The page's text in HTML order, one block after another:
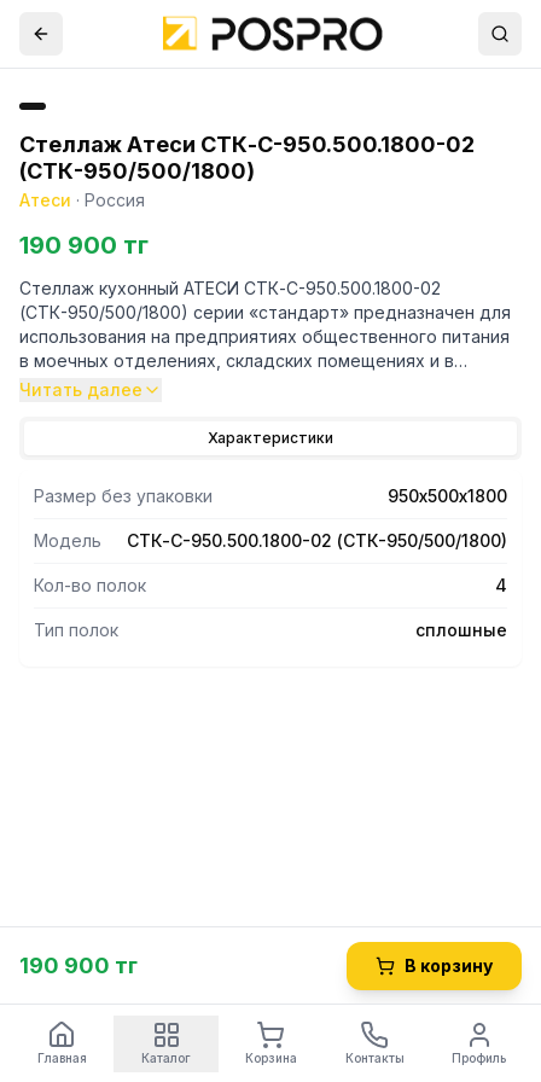
Стеллаж Атеси СТК-С-950.500.1800-02
(СТК-950/500/1800)
Атеси · Россия
190 900 тг
Стеллаж кухонный АТЕСИ СТК-С-950.500.1800-02
(СТК-950/500/1800) серии «стандарт» предназначен для
использования на предприятиях общественного питания
в моечных отделениях, складских помещениях и в
холодильных камерах для хранения посуды, кухонного
изготовлены из оцинкованной стали. Полки из пищевой
подгиб (фальцовку), что полностью исключает получение
травмы персоналом при сборке, эксплуатации и
санитарной обработке стеллажа.
Читать далее
Характеристики
Размер без упаковки 950х500х1800
Модель СТК-С-950.500.1800-02 (СТК-950/500/1800)
Кол-во полок 4
Тип полок сплошные
190 900 тг В корзину
Главная Каталог Корзина Контакты Профиль